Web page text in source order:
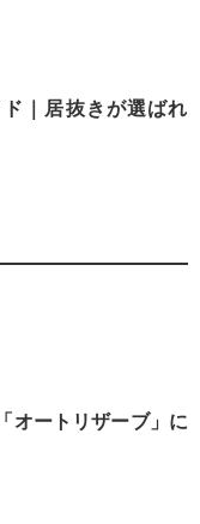
｜居抜きが選ばれ
オートリザーブ」に